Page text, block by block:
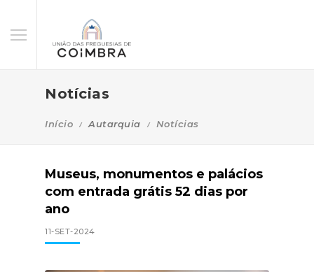
Notícias
Início Autarquia Notícias
Museus, monumentos e palácios
com entrada grátis 52 dias por
ano
11-SET-2024